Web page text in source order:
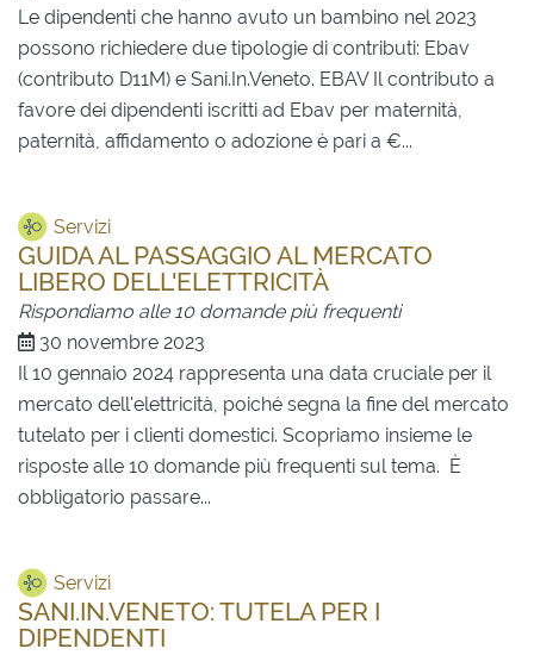
Le dipendenti che hanno avuto un bambino nel 2023
possono richiedere due tipologie di contributi: Ebav
(contributo D11M) e Sani.In.Veneto. EBAV Il contributo a
favore dei dipendenti iscritti ad Ebav per maternità,
paternità, affidamento o adozione è pari a €...
Servizi
GUIDA AL PASSAGGIO AL MERCATO
LIBERO DELL'ELETTRICITÀ
Rispondiamo alle 10 domande più frequenti
30 novembre 2023
Il 10 gennaio 2024 rappresenta una data cruciale per il
mercato dell'elettricità, poiché segna la fine del mercato
tutelato per i clienti domestici. Scopriamo insieme le
risposte alle 10 domande più frequenti sul tema. È
obbligatorio passare...
Servizi
SANI.IN.VENETO: TUTELA PER I
DIPENDENTI